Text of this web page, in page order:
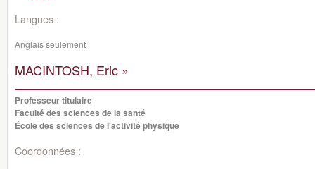
Langues :
Anglais seulement
MACINTOSH, Eric »
Professeur titulaire
Faculté des sciences de la santé
École des sciences de l'activité physique
Coordonnées :